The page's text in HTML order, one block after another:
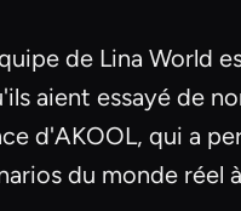
de Lina World
aient essayé de
d'AKOOL, qui a
du monde